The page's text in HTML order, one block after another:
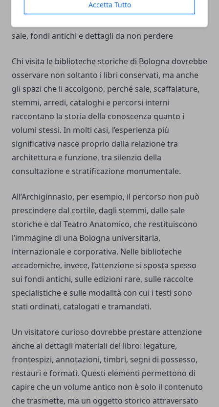
Accetta Tutto
sale, fondi antichi e dettagli da non perdere
Chi visita le biblioteche storiche di Bologna dovrebbe
osservare non soltanto i libri conservati, ma anche
gli spazi che li accolgono, perché sale, scaffalature,
stemmi, arredi, cataloghi e percorsi interni
raccontano la storia della conoscenza quanto i
volumi stessi. In molti casi, l’esperienza più
significativa nasce proprio dalla relazione tra
architettura e funzione, tra silenzio della
consultazione e stratificazione monumentale.
All’Archiginnasio, per esempio, il percorso non può
prescindere dal cortile, dagli stemmi, dalle sale
storiche e dal Teatro Anatomico, che restituiscono
l’immagine di una Bologna universitaria,
internazionale e corporativa. Nelle biblioteche
accademiche, invece, l’attenzione si sposta spesso
sui fondi antichi, sulle edizioni rare, sulle raccolte
specialistiche e sulle modalità con cui i testi sono
stati ordinati, catalogati e tramandati.
Un visitatore curioso dovrebbe prestare attenzione
anche ai dettagli materiali del libro: legature,
frontespizi, annotazioni, timbri, segni di possesso,
restauri e formati. Questi elementi permettono di
capire che un volume antico non è solo il contenuto
che trasmette, ma un oggetto storico attraversato